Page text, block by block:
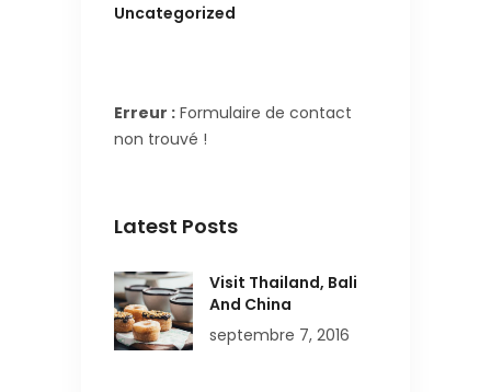
Uncategorized
Erreur : Formulaire de contact
non trouvé !
Latest Posts
Visit Thailand, Bali
And China
septembre 7, 2016